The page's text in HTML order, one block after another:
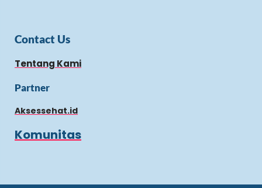
Contact Us
Tentang Kami
Partner
Aksessehat.id
Komunitas